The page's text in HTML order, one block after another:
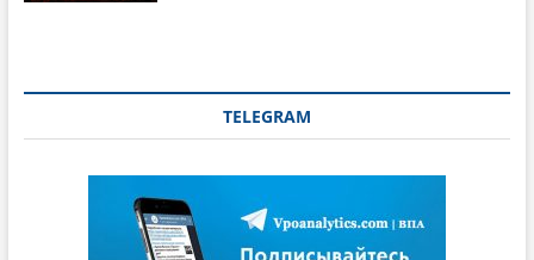
TELEGRAM